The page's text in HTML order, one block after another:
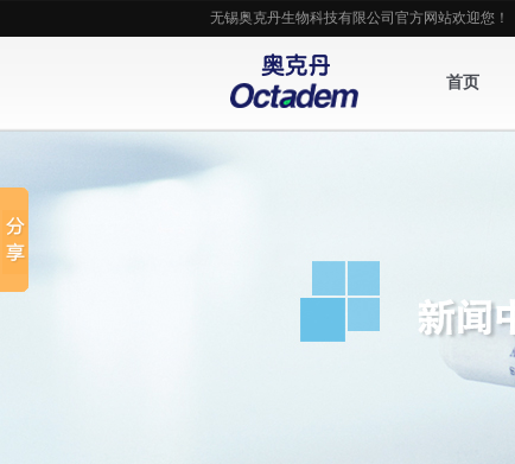
无锡奥克丹生物科技有限公司官方网站欢迎您！
首页